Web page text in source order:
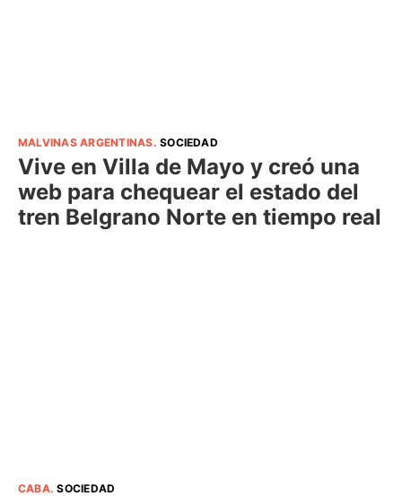
MALVINAS ARGENTINAS.SOCIEDAD
Vive en Villa de Mayo y creó una
web para chequear el estado del
tren Belgrano Norte en tiempo real
CABA.SOCIEDAD